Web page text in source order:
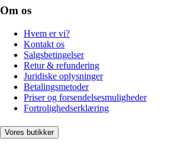
Om os
Hvem er vi?
Kontakt os
Salgsbetingelser
Retur & refundering
Juridiske oplysninger
Betalingsmetoder
Priser og forsendelsesmuligheder
Fortrolighedserklæring
Vores butikker